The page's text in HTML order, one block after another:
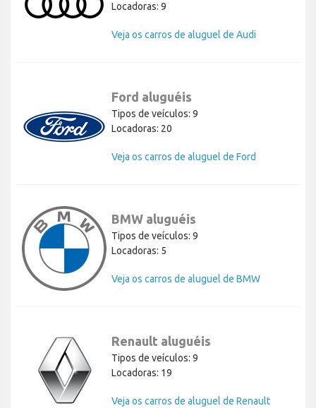
Locadoras: 9
Veja os carros de aluguel de Audi
Ford aluguéis
Tipos de veículos: 9
Locadoras: 20
Veja os carros de aluguel de Ford
BMW aluguéis
Tipos de veículos: 9
Locadoras: 5
Veja os carros de aluguel de BMW
Renault aluguéis
Tipos de veículos: 9
Locadoras: 19
Veja os carros de aluguel de Renault